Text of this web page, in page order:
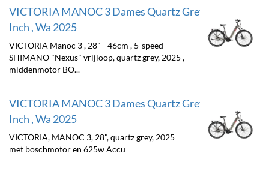
VICTORIA MANOC 3 Dames Quartz Grey 46cm 28
Inch , Wa 2025
VICTORIA Manoc 3 , 28" - 46cm , 5-speed
SHIMANO "Nexus" vrijloop, quartz grey, 2025 ,
middenmotor BO...
VICTORIA MANOC 3 Dames Quartz Grey 50cm 28
Inch , Wa 2025
VICTORIA, MANOC 3, 28", quartz grey, 2025
met boschmotor en 625w Accu